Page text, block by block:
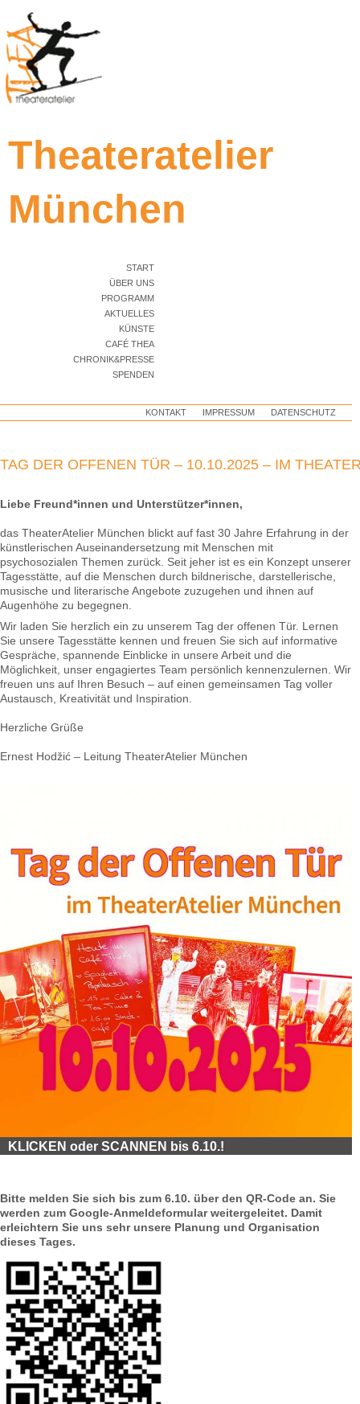
Theateratelier
München
START
ÜBER UNS
PROGRAMM
AKTUELLES
KÜNSTE
CAFÉ THEA
CHRONIK&PRESSE
SPENDEN
KONTAKT IMPRESSUM DATENSCHUTZ
TAG DER OFFENEN TÜR – 10.10.2025 – IM
Liebe Freund*innen und Unterstützer*innen,
das TheaterAtelier München blickt auf fast 30 Jahre Erfahrung in der
künstlerischen Auseinandersetzung mit Menschen mit
psychosozialen Themen zurück. Seit jeher ist es ein Konzept unserer
Tagesstätte, auf die Menschen durch bildnerische, darstellerische,
musische und literarische Angebote zuzugehen und ihnen auf
Augenhöhe zu begegnen.
Wir laden Sie herzlich ein zu unserem Tag der offenen Tür. Lernen
Sie unsere Tagesstätte kennen und freuen Sie sich auf informative
Gespräche, spannende Einblicke in unsere Arbeit und die
Möglichkeit, unser engagiertes Team persönlich kennenzulernen. Wir
freuen uns auf Ihren Besuch – auf einen gemeinsamen Tag voller
Austausch, Kreativität und Inspiration.
Herzliche Grüße
Ernest Hodžić – Leitung TheaterAtelier München
KLICKEN oder SCANNEN bis 6.10.!
Bitte melden Sie sich bis zum 6.10. über den QR-Code an. Sie
werden zum Google-Anmeldeformular weitergeleitet. Damit
erleichtern Sie uns sehr unsere Planung und Organisation
dieses Tages.